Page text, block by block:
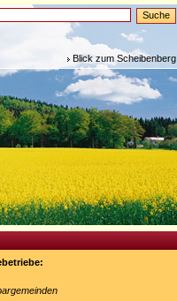
Blick zum Scheibenberg